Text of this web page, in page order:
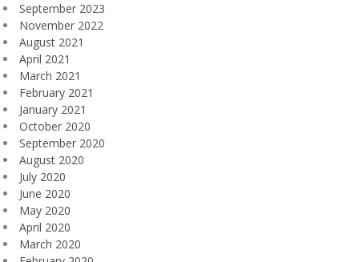
September 2023
November 2022
August 2021
April 2021
March 2021
February 2021
January 2021
October 2020
September 2020
August 2020
July 2020
June 2020
May 2020
April 2020
March 2020